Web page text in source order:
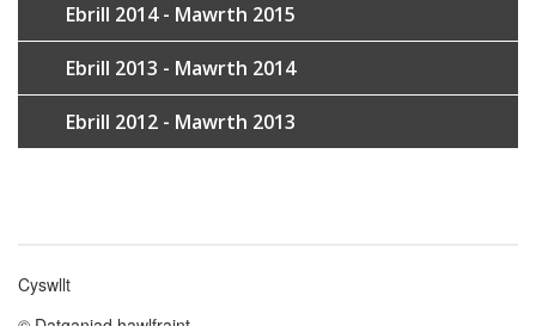
Ebrill 2014 - Mawrth 2015
Ebrill 2013 - Mawrth 2014
Ebrill 2012 - Mawrth 2013
Footer
Cyswllt